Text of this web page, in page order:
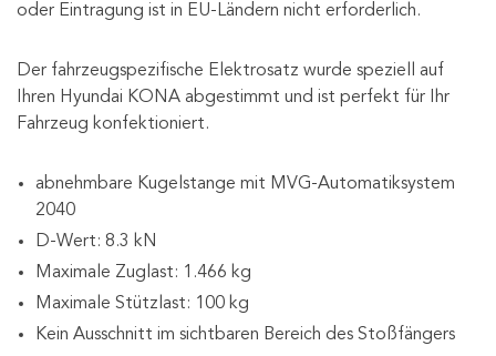
oder Eintragung ist in EU-Ländern nicht erforderlich.
Der fahrzeugspezifische Elektrosatz wurde speziell auf
Ihren Hyundai KONA abgestimmt und ist perfekt für Ihr
Fahrzeug konfektioniert.
abnehmbare Kugelstange mit MVG-Automatiksystem
2040
D-Wert: 8.3 kN
Maximale Zuglast: 1.466 kg
Maximale Stützlast: 100 kg
Kein Ausschnitt im sichtbaren Bereich des Stoßfängers